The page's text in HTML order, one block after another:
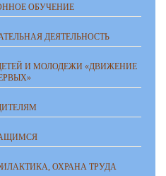
ОБУЧЕНИЕ
ДЕЯТЕЛЬНОСТЬ
И МОЛОДЕЖИ «ДВИЖЕНИЕ
ОХРАНА ТРУДА